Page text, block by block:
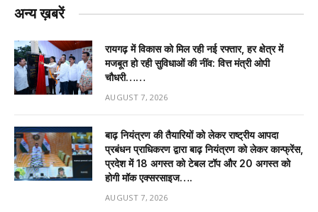
अन्य ख़बरें
रायगढ़ में विकास को मिल रही नई रफ्तार, हर क्षेत्र में
मजबूत हो रही सुविधाओं की नींव: वित्त मंत्री ओपी
चौधरी……
AUGUST 7, 2026
बाढ़ नियंत्रण की तैयारियों को लेकर राष्ट्रीय आपदा
प्रबंधन प्राधिकरण द्वारा बाढ़ नियंत्रण को लेकर कान्फ्रेंस,
प्रदेश में 18 अगस्त को टेबल टॉप और 20 अगस्त को
होगी मॉक एक्सरसाइज….
AUGUST 7, 2026